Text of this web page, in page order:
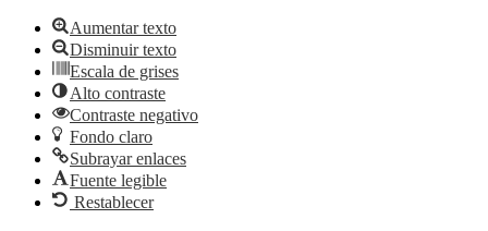
Aumentar texto
Disminuir texto
Escala de grises
Alto contraste
Contraste negativo
Fondo claro
Subrayar enlaces
Fuente legible
Restablecer